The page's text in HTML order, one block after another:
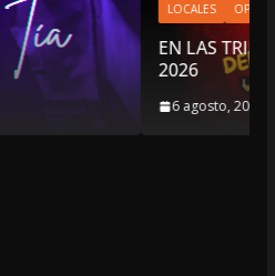
DEL JAGUAR: 06 DE AGOSTO